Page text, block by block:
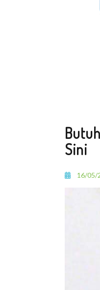
Sini
16/05/